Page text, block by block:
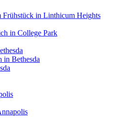
Frühstück in Linthicum Heights
in College Park
in Bethesda